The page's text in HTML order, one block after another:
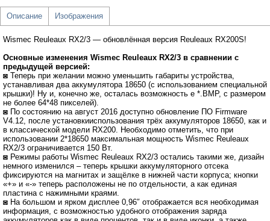
Описание Изображения
Wismec Reuleaux RX2/3 ― обновлённая версия Reuleaux RX200S!
Основные изменения Wismec Reuleaux RX2/3 в сравнении с
предыдущей версией:
◙ Теперь при желании можно уменьшить габариты устройства,
устанавливая два аккумулятора 18650 (с использованием специальной
крышки)! Ну и, конечно же, осталась возможность е *.BMP, с размером
не более 64*48 пикселей).
◙ По состоянию на август 2016 доступно обновление ПО Firmware
V4.12, после установкииспользования трёх аккумуляторов 18650, как и
в классической модели RX200. Необходимо отметить, что при
использовании 2*18650 максимальная мощность Wismec Reuleaux
RX2/3 ограничивается 150 Вт.
◙ Режимы работы Wismec Reuleaux RX2/3 остались такими же, дизайн
немного изменился – теперь крышки аккумуляторного отсека
фиксируются на магнитах и защёлке в нижней части корпуса; кнопки
«+» и «-» теперь расположены не по отдельности, а как единая
пластина с нажимными краями.
◙ На большом и ярком дисплее 0,96″ отображается вся необходимая
информация, с возможностью удобного отображения заряда